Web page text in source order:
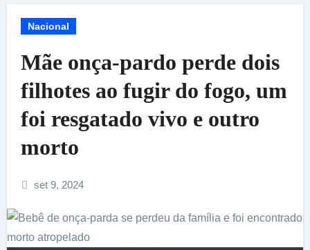
Nacional
Mãe onça-pardo perde dois
filhotes ao fugir do fogo, um
foi resgatado vivo e outro
morto
set 9, 2024